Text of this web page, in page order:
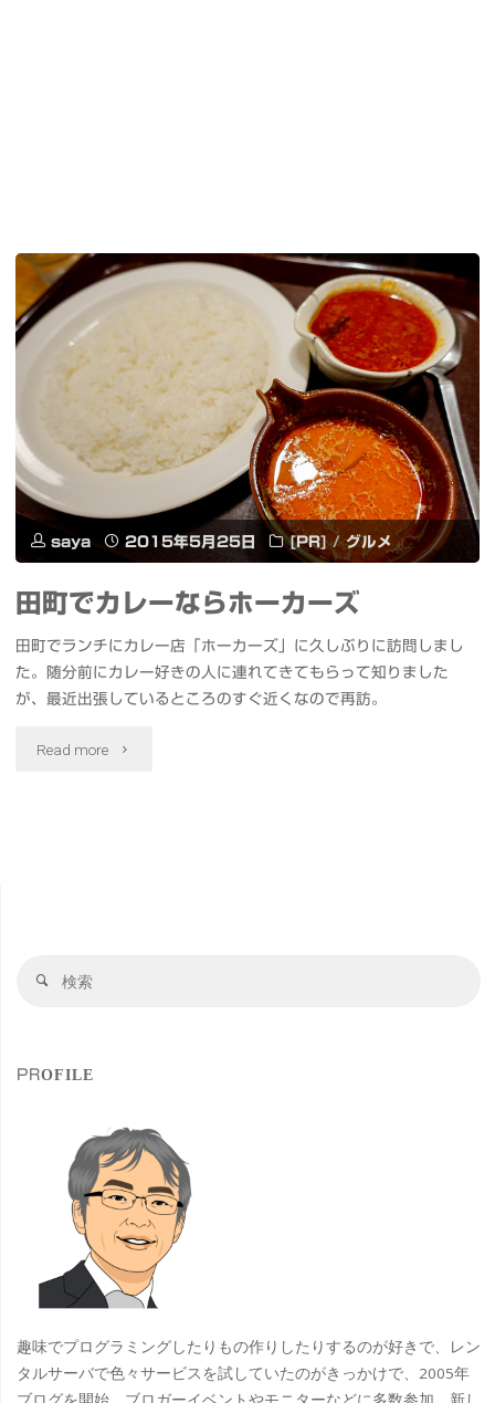
saya 2015年5月25日 [PR] / グルメ
田町でカレーならホーカーズ
田町でランチにカレー店「ホーカーズ」に久しぶりに訪問しまし
た。随分前にカレー好きの人に連れてきてもらって知りました
が、最近出張しているところのすぐ近くなので再訪。
Read more "田
ー
カ
ー
ズ"
検
PROFILE
趣味でプログラミングしたりもの作りしたりするのが好きで、レン
タルサーバで色々サービスを試していたのがきっかけで、2005年